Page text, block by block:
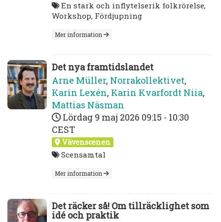
En stark och inflytelserik folkrörelse,
Workshop, Fördjupning
Mer information
Det nya framtidslandet
Arne Müller, Norrakollektivet,
Karin Lexén, Karin Kvarfordt Niia,
Mattias Näsman
Lördag 9 maj 2026 09:15 - 10:30
CEST
Vävenscenen
Scensamtal
Mer information
Det räcker så! Om tillräcklighet som
idé och praktik